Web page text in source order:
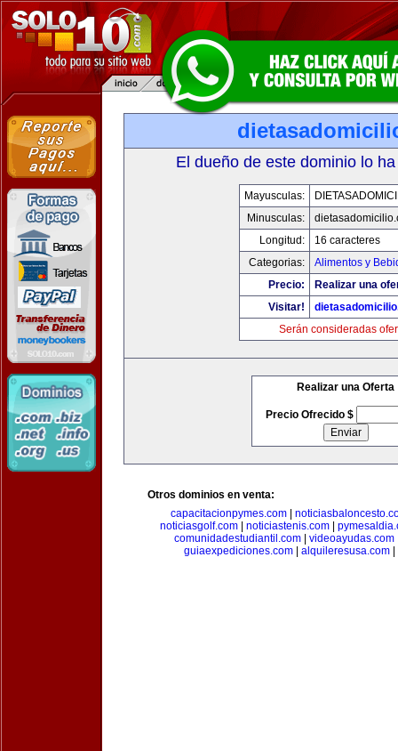
El dueño de este dominio lo
Mayusculas:
Minusculas:
Longitud:
16 caracteres
Categorias:
Alimentos y
Precio:
Realizar una
Visitar!
Serán consideradas
Realizar una Oferta
Precio Ofrecido $
Otros dominios en venta:
capacitacionpymes.com|
noticiasgolf.com| noticiastenis.com|
comunidadestudiantil.com| videoayudas.com
guiaexpediciones.com| alquileresusa.com|